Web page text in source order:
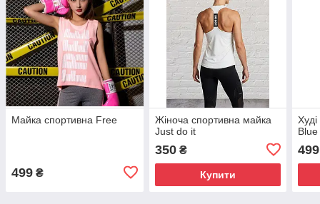
Майка спортивна Free
499 ₴
Жіноча спортивна майка
Just do it
350₴
Купити
499